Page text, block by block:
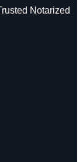
Notarized